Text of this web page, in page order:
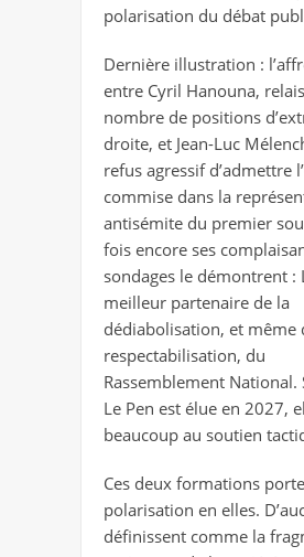
polarisation du débat
Dernière illustration :
entre Cyril Hanouna,
nombre de positions
droite, et Jean-Luc
refus agressif d’admettre
commise dans la
antisémite du premier
fois encore ses
sondages le démontrent :
meilleur partenaire de la
dédiabolisation, et même
respectabilisation, du
Rassemblement National.
Le Pen est élue en 2027,
beaucoup au soutien
Ces deux formations
polarisation en elles.
définissent comme la